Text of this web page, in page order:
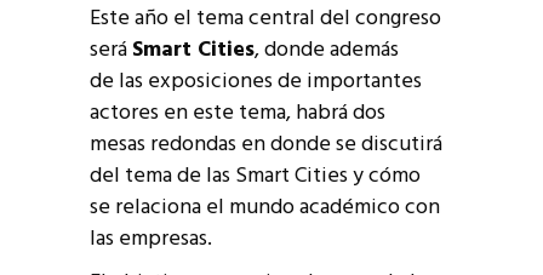
Este año el tema central del congreso
seráSmart Cities, donde además
de las exposiciones de importantes
actores en este tema, habrá dos
mesas redondas en donde se discutirá
del tema de las Smart Cities y cómo
se relaciona el mundo académico con
las empresas.